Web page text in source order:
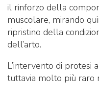
il rinforzo della
muscolare, mirando
ripristino della
dell’arto.
L’intervento di protesi
tuttavia molto più raro